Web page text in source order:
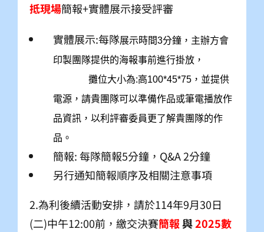
抵現場簡報+實體展示接受評審
實體展示:每隊展示時間3分鐘，主辦方會
印製團隊提供的海報事前進行掛放，
攤位大小為:高100*45*75，並提供
電源，請貴團隊可以準備作品或筆電播放作
品資訊， 以利評審委員更了解貴團隊的作
品。
簡報: 每隊簡報5分鐘，Q&A 2分鐘
另行通知簡報順序及相關注意事項
2.為利後續活動安排，請​於114年9月30日
(二)中午12:00前，繳交決賽簡報與2025數